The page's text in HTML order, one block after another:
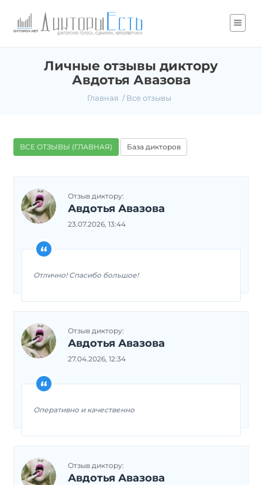
Личные отзывы диктору
Авдотья Авазова
Главная Все отзывы
ВСЕ ОТЗЫВЫ (ГЛАВНАЯ) База дикторов
Отзыв диктору:
Авдотья Авазова
23.07.2026, 13:44
Отлично! Спасибо большое!
Отзыв диктору:
Авдотья Авазова
27.04.2026, 12:34
Оперативно и качественно
Отзыв диктору:
Авдотья Авазова